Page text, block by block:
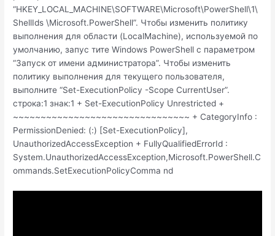
“HKEY_LOCAL_MACHINE\SOFTWARE\Microsoft\PowerShell\1\
ShellIds \Microsoft.PowerShell”. Чтобы изменить политику
выполнения для области (LocalMachine), используемой по
умолчанию, запус тите Windows PowerShell с параметром
“Запуск от имени администратора”. Чтобы изменить
политику выполнения для текущего пользователя,
выполните “Set-ExecutionPolicy -Scope CurrentUser”.
строка:1 знак:1 + Set-ExecutionPolicy Unrestricted +
~~~~~~~~~~~~~~~~~~~~~~~~~~~~~~~~ + CategoryInfo :
PermissionDenied: (:) [Set-ExecutionPolicy],
UnauthorizedAccessException + FullyQualifiedErrorId :
System.UnauthorizedAccessException,Microsoft.PowerShell.C
ommands.SetExecutionPolicyComma nd